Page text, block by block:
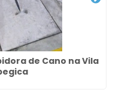
de Cano na Vila